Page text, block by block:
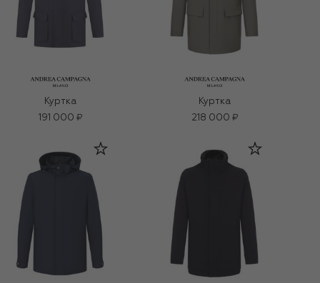
Куртка
191 000 ₽
Куртка
218 000 ₽